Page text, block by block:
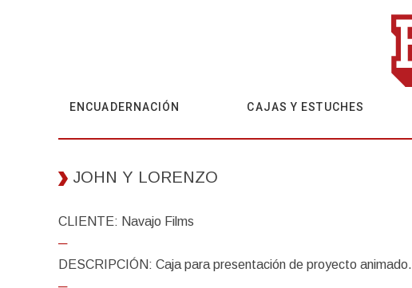
ENCUADERNACIÓN CAJAS Y ESTUCHES
JOHN Y LORENZO
CLIENTE: Navajo Films
─
DESCRIPCIÓN: Caja para presentación de proyecto animado.